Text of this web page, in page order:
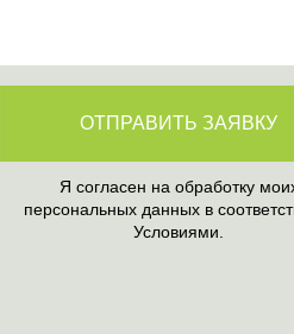
ОТПРАВИТЬ ЗАЯВКУ
Я согласен на обработку
персональных данных в
Условиями.